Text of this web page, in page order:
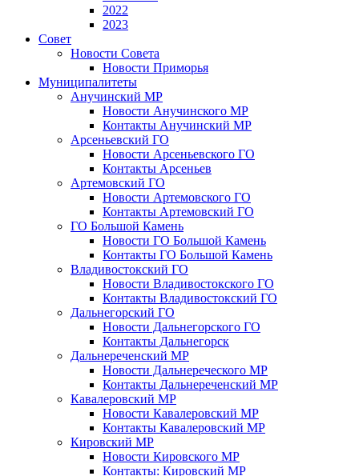
2022
2023
Совет
Новости Совета
Новости Приморья
Муниципалитеты
Анучинский МР
Новости Анучинского МР
Контакты Анучинский МР
Арсеньевский ГО
Новости Арсеньевского ГО
Контакты Арсеньев
Артемовский ГО
Новости Артемовского ГО
Контакты Артемовский ГО
ГО Большой Камень
Новости ГО Большой Камень
Контакты ГО Большой Камень
Владивостокский ГО
Новости Владивостокского ГО
Контакты Владивостокский ГО
Дальнегорский ГО
Новости Дальнегорского ГО
Контакты Дальнегорск
Дальнереченский МР
Новости Дальнереческого МР
Контакты Дальнереченский МР
Кавалеровский МР
Новости Кавалеровский МР
Контакты Кавалеровский МР
Кировский МР
Новости Кировского МР
Контакты: Кировский МР